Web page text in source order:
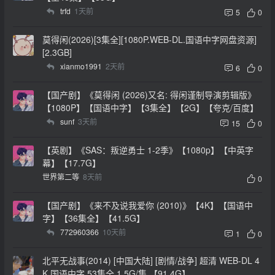
trfd 1天前 5 0
莫得闲(2026)[3集全][1080P.WEB-DL.国语中字网盘资源]
[2.3GB]
xianmo1991 2天前 6 0
【国产剧】《莫得闲 (2026)又名: 得闲谨制导演剪辑版》
【1080P】【国语中字】【3集全】【2G】【夸克/百度】
sunf 3天前 15 0
【英剧】《SAS：叛逆勇士 1-2季》【1080p】【中英字
幕】【17.7G】
世界第二等 8天前 0
【国产剧】《来不及说我爱你 (2010)》【4K】【国语中
字】【36集全】【41.5G】
772960366 10天前 1 0
北平无战事(2014) [中国大陆] [剧情/战争] 超清 WEB-DL 4